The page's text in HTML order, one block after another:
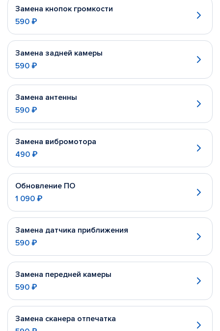
Замена кнопок громкости
590 ₽
Замена задней камеры
590 ₽
Замена антенны
590 ₽
Замена вибромотора
490 ₽
Обновление ПО
1 090 ₽
Замена датчика приближения
590 ₽
Замена передней камеры
590 ₽
Замена сканера отпечатка